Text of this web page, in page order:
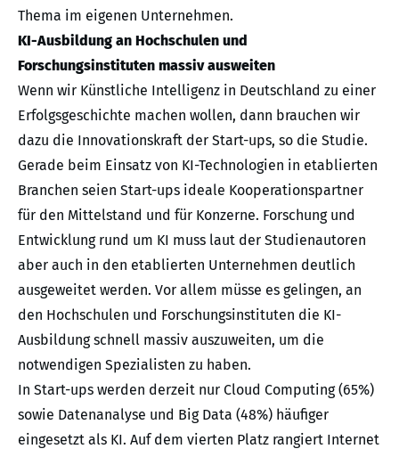
Thema im eigenen Unternehmen.
KI-Ausbildung an Hochschulen und
Forschungsinstituten massiv ausweiten
Wenn wir Künstliche Intelligenz in Deutschland zu einer
Erfolgsgeschichte machen wollen, dann brauchen wir
dazu die Innovationskraft der Start-ups, so die Studie.
Gerade beim Einsatz von KI-Technologien in etablierten
Branchen seien Start-ups ideale Kooperationspartner
für den Mittelstand und für Konzerne. Forschung und
Entwicklung rund um KI muss laut der Studienautoren
aber auch in den etablierten Unternehmen deutlich
ausgeweitet werden. Vor allem müsse es gelingen, an
den Hochschulen und Forschungsinstituten die KI-
Ausbildung schnell massiv auszuweiten, um die
notwendigen Spezialisten zu haben.
In Start-ups werden derzeit nur Cloud Computing (65%)
sowie Datenanalyse und Big Data (48%) häufiger
eingesetzt als KI. Auf dem vierten Platz rangiert Internet